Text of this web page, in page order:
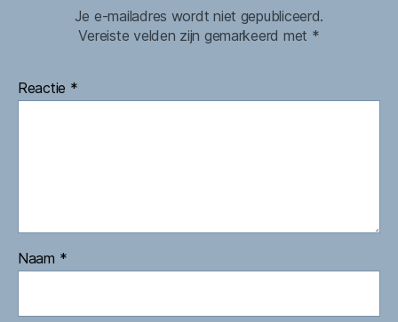
Je e-mailadres wordt niet gepubliceerd.
Vereiste velden zijn gemarkeerd met *
Reactie *
Naam *